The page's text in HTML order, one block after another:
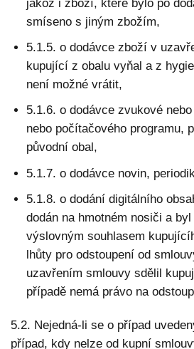
jakož i zboží, které bylo po
smíseno s jiným zbožím,
5.1.5. o dodávce zboží v
kupující z obalu vyňal a z
není možné vrátit,
5.1.6. o dodávce zvukové
nebo počítačového programu,
původní obal,
5.1.7. o dodávce novin,
5.1.8. o dodání digitálního
dodán na hmotném nosiči a
výslovným souhlasem
lhůty pro odstoupení od
uzavřením smlouvy sdělil
případě nemá právo na
5.2. Nejedná-li se o případ
případ, kdy nelze od kupní